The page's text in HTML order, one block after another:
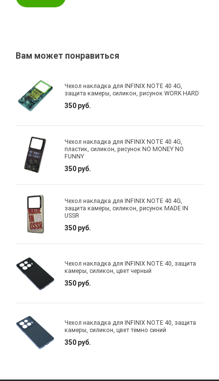
Вам может понравиться
Чехол накладка для INFINIX NOTE 40 4G,
защита камеры, силикон, рисунок WORK HARD
350 руб.
Чехол накладка для INFINIX NOTE 40 4G,
пластик, силикон, рисунок NO MONEY NO
FUNNY
350 руб.
Чехол накладка для INFINIX NOTE 40 4G,
защита камеры, силикон, рисунок MADE IN
USSR
350 руб.
Чехол накладка для INFINIX NOTE 40, защита
камеры, силикон, цвет черный
350 руб.
Чехол накладка для INFINIX NOTE 40, защита
камеры, силикон, цвет темно синий
350 руб.